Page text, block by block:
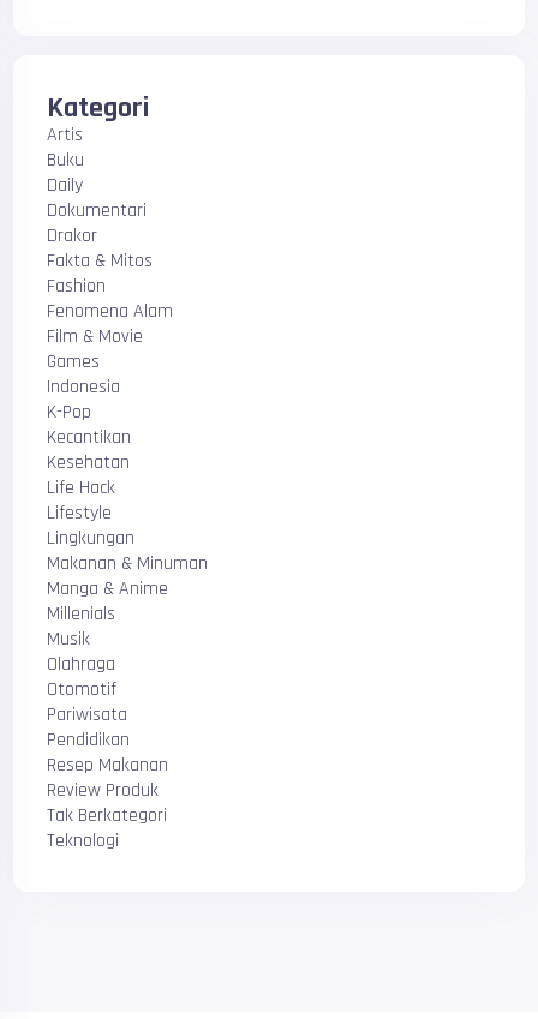
Kategori
Artis
Buku
Daily
Dokumentari
Drakor
Fakta & Mitos
Fashion
Fenomena Alam
Film & Movie
Games
Indonesia
K-Pop
Kecantikan
Kesehatan
Life Hack
Lifestyle
Lingkungan
Makanan & Minuman
Manga & Anime
Millenials
Musik
Olahraga
Otomotif
Pariwisata
Pendidikan
Resep Makanan
Review Produk
Tak Berkategori
Teknologi